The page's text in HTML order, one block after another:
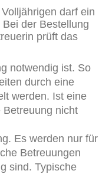
darf ein
der Bestellung
prüft das
notwendig ist. So
durch eine
werden. Ist eine
nicht
Es werden nur für
Betreuungen
sind. Typische